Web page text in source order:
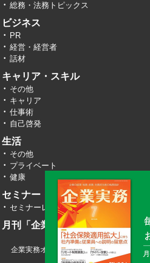
総務・法務トピックス
ビジネス
PR
経営・経営者
話材
キャリア・スキル
その他
キャリア
仕事術
自己啓発
生活
その他
プライベート
健康
セミナー・イベント
セミナーレポート
月刊「企業実務」
企業実務オンライン TOP 運営会社